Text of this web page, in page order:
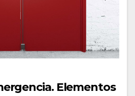
Elementos